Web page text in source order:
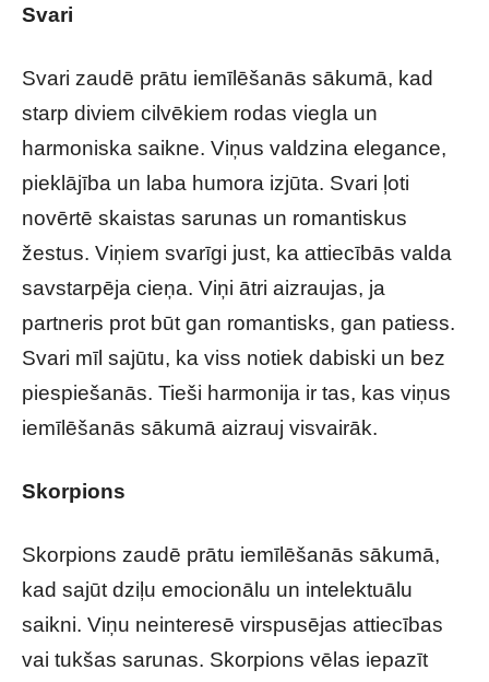
Svari
Svari zaudē prātu iemīlēšanās sākumā, kad
starp diviem cilvēkiem rodas viegla un
harmoniska saikne. Viņus valdzina elegance,
pieklājība un laba humora izjūta. Svari ļoti
novērtē skaistas sarunas un romantiskus
žestus. Viņiem svarīgi just, ka attiecībās valda
savstarpēja cieņa. Viņi ātri aizraujas, ja
partneris prot būt gan romantisks, gan patiess.
Svari mīl sajūtu, ka viss notiek dabiski un bez
piespiešanās. Tieši harmonija ir tas, kas viņus
iemīlēšanās sākumā aizrauj visvairāk.
Skorpions
Skorpions zaudē prātu iemīlēšanās sākumā,
kad sajūt dziļu emocionālu un intelektuālu
saikni. Viņu neinteresē virspusējas attiecības
vai tukšas sarunas. Skorpions vēlas iepazīt